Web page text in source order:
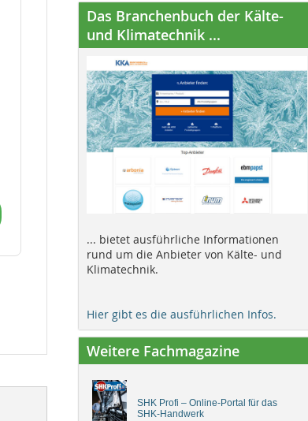
Das Branchenbuch der Kälte-
und Klimatechnik ...
... bietet ausführliche Informationen
rund um die Anbieter von Kälte- und
Klimatechnik.
Hier gibt es die ausführlichen Infos.
Weitere Fachmagazine
SHK Profi – Online-Portal für das
SHK-Handwerk